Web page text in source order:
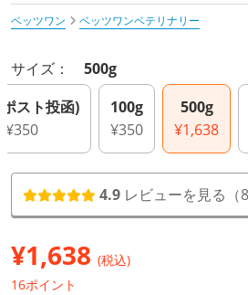
ベッツワン
ベッツワンベテリナリー
サイズ： 500g
スト投函)
¥350
100g
¥350
500g
¥1,638
4.9 レビューを見る（8
¥1,638 (税込)
16ポイント